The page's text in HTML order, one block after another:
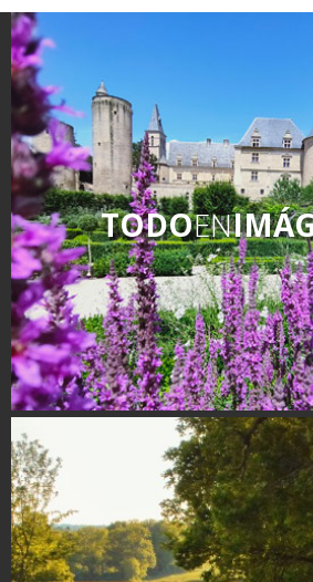
UNESCO
TODOEN